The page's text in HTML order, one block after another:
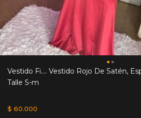
Vestido Fi.... Vestido Rojo De Satén,
Talle S-m
$ 60.000